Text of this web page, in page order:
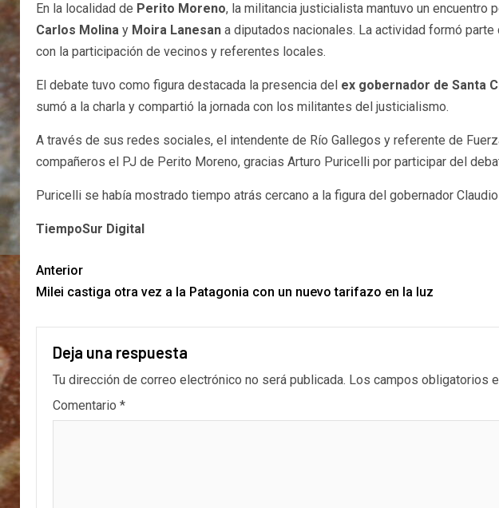
En la localidad de Perito Moreno, la militancia justicialista mantuvo un encuentro
Carlos Molina y Moira Lanesan a diputados nacionales. La actividad formó
con la participación de vecinos y referentes locales.
El debate tuvo como figura destacada la presencia del ex gobernador de Santa
sumó a la charla y compartió la jornada con los militantes del justicialismo.
A través de sus redes sociales, el intendente de Río Gallegos y referente de
compañeros el PJ de Perito Moreno, gracias Arturo Puricelli por participar del
Puricelli se había mostrado tiempo atrás cercano a la figura del gobernador
TiempoSur Digital
Anterior
Milei castiga otra vez a la Patagonia con un nuevo tarifazo en la luz
Deja una respuesta
Tu dirección de correo electrónico no será publicada. Los campos obligatorios
Comentario *